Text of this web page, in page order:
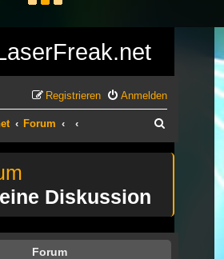
Anmelden
Registrieren
Forum
Diskussion
Forum